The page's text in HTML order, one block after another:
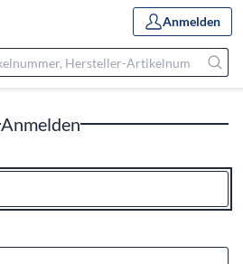
Anmelden
Anmelden